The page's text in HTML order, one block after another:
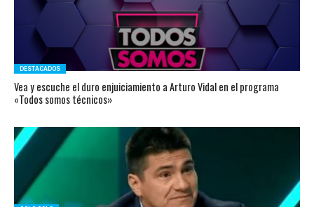
DESTACADOS
Vea y escuche el duro enjuiciamiento a Arturo Vidal en el programa
«Todos somos técnicos»